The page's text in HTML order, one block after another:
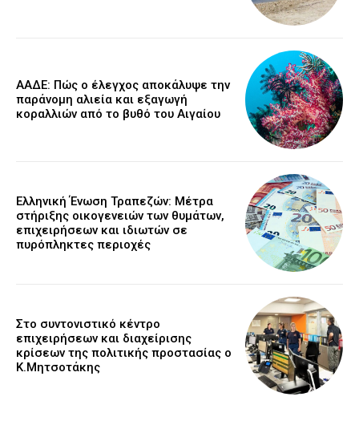
ΑΑΔΕ: Πώς ο έλεγχος αποκάλυψε την
παράνομη αλιεία και εξαγωγή
κοραλλιών από το βυθό του Αιγαίου
Ελληνική Ένωση Τραπεζών: Μέτρα
στήριξης οικογενειών των θυμάτων,
επιχειρήσεων και ιδιωτών σε
πυρόπληκτες περιοχές
Στο συντονιστικό κέντρο
επιχειρήσεων και διαχείρισης
κρίσεων της πολιτικής προστασίας ο
Κ.Μητσοτάκης